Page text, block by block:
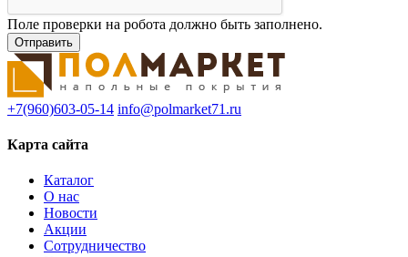
Поле проверки на робота должно быть заполнено.
+7(960)603-05-14 info@polmarket71.ru
Карта сайта
Каталог
О нас
Новости
Акции
Сотрудничество